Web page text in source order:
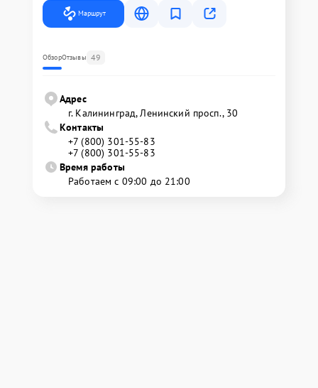
Маршрут
ОбзорОтзывы 49
Адрес
г. Калининград, Ленинский просп., 30
Контакты
+7 (800) 301-55-83
+7 (800) 301-55-83
Время работы
Работаем с 09:00 до 21:00